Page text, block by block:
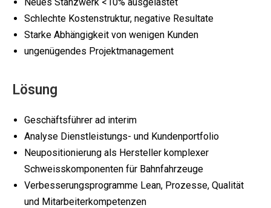
Schlechte Kostenstruktur, negative Resultate
Starke Abhängigkeit von wenigen Kunden
ungenügendes Projektmanagement
Lösung
Geschäftsführer ad interim
Analyse Dienstleistungs- und Kundenportfolio
Neupositionierung als Hersteller komplexer
Schweisskomponenten für Bahnfahrzeuge
Verbesserungsprogramme Lean, Prozesse, Qualität
und Mitarbeiterkompetenzen